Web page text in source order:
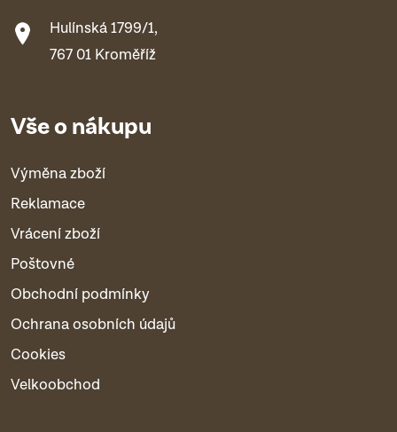
Hulínská 1799/1,
767 01 Kroměříž
Vše o nákupu
Výměna zboží
Reklamace
Vrácení zboží
Poštovné
Obchodní podmínky
Ochrana osobních údajů
Cookies
Velkoobchod